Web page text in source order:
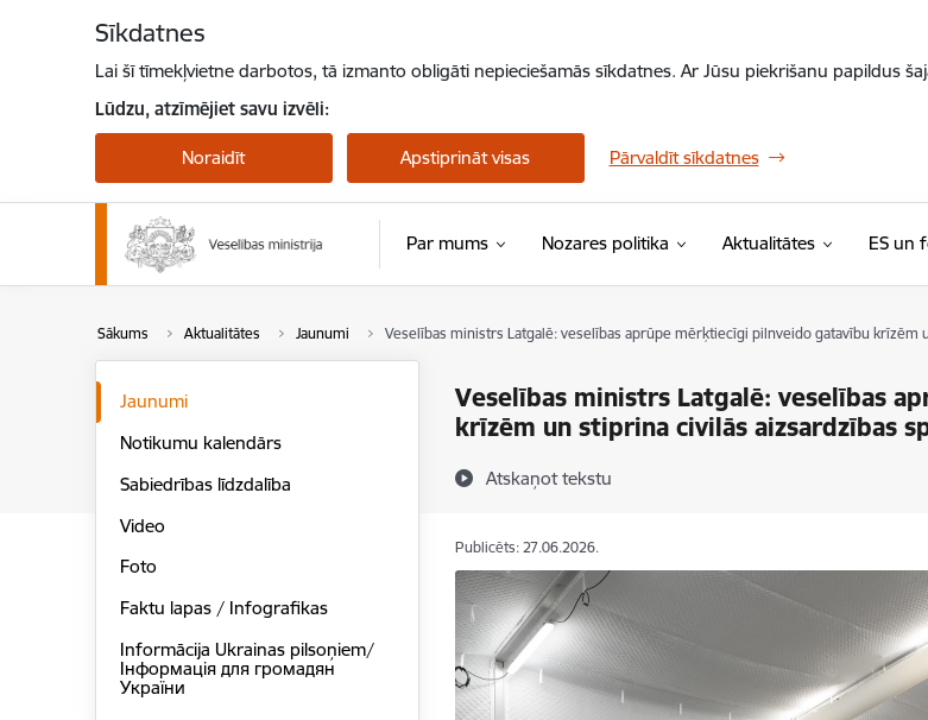
Sīkdatnes
Lai šī tīmekļvietne darbotos, tā izmanto obligāti nepieciešamās sīkdatnes. Ar Jūsu piekrišanu papildus
Lūdzu, atzīmējiet savu izvēli:
Noraidīt Apstiprināt visas Pārvaldīt sīkdatnes
Par mums Nozares politika Aktualitātes ES un
Sākums Aktualitātes Jaunumi Veselības ministrs Latgalē: veselības aprūpe mērķtiecīgi pilnveido gatavību krīzēm
Veselības ministrs Latgalē: veselības
krīzēm un stiprina civilās aizsardzības
Atskaņot tekstu
Jaunumi
Notikumu kalendārs
Sabiedrības līdzdalība
Video
Foto
Faktu lapas / Infografikas
Informācija Ukrainas pilsoņiem/
Інформація для громадян
України
Publicēts: 27.06.2026.